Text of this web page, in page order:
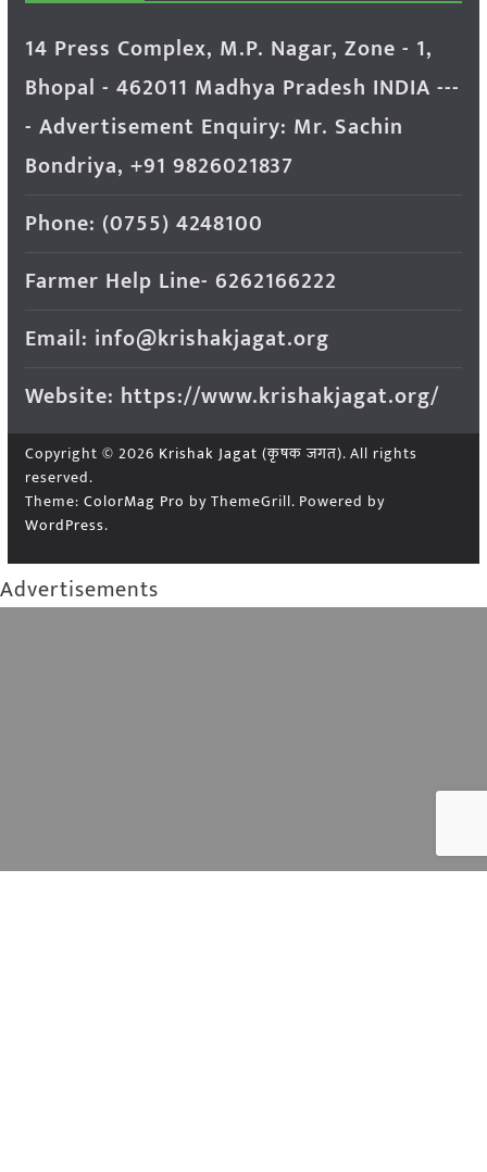
14 Press Complex, M.P. Nagar, Zone - 1,
Bhopal - 462011 Madhya Pradesh INDIA ---
- Advertisement Enquiry: Mr. Sachin
Bondriya, +91 9826021837
Phone: (0755) 4248100
Farmer Help Line- 6262166222
Email: info@krishakjagat.org
Website: https://www.krishakjagat.org/
Copyright © 2026 Krishak Jagat (कृषक जगत). All rights
reserved.
Theme: ColorMag Pro by ThemeGrill. Powered by
WordPress.
Advertisements